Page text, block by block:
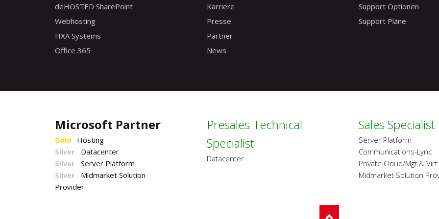
deHOSTED SharePoint
Webhosting
HXA Systems
Office 365
Karriere
Presse
Partner
News
Support Optionen
Support Pläne
Microsoft Partner
Gold Hosting
Silver Datacenter
Silver Server Platform
Silver Midmarket Solution
Provider
Presales Technical
Specialist
Datacenter
Sales Specialist
Server Platform
Communications-Lync
Private Cloud/Mgt & Virt
Midmarket Solution